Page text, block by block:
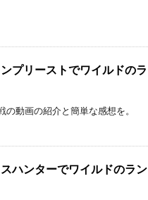
プリーストでワイルドのラ
動画の紹介と簡単な感想を。
ハンターでワイルドのラン